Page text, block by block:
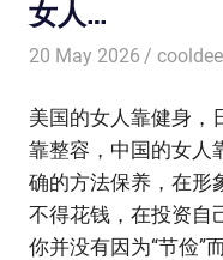
女人…
20 May 2026 cooldee
美国的女人靠健身，
靠整容，中国的女人
确的方法保养，在形
不得花钱，在投资自
你并没有因为“节俭”